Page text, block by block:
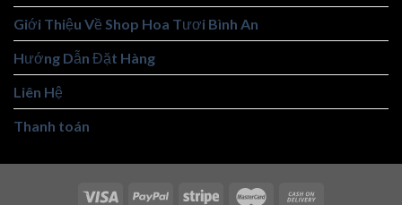
Giới Thiệu Về Shop Hoa Tươi Bình An
Hướng Dẫn Đặt Hàng
Liên Hệ
Thanh toán